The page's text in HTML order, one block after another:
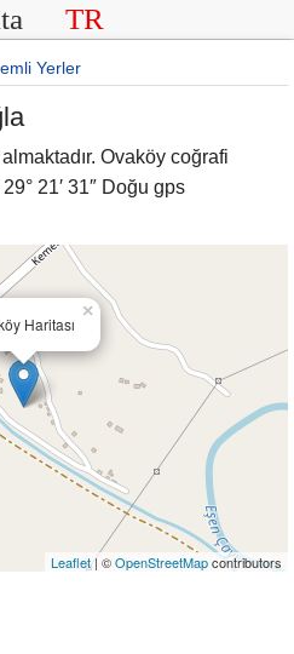
TR
Yerler
Ovaköy coğrafi
21′ 31″ Doğu gps
Haritası
×
Leaflet| ©OpenStreetMapcontributors